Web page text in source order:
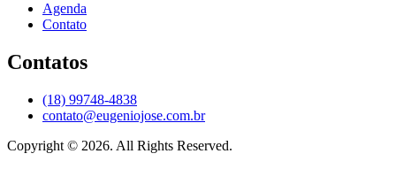
Agenda
Contato
Contatos
(18) 99748-4838
contato@eugeniojose.com.br
Copyright © 2026. All Rights Reserved.​